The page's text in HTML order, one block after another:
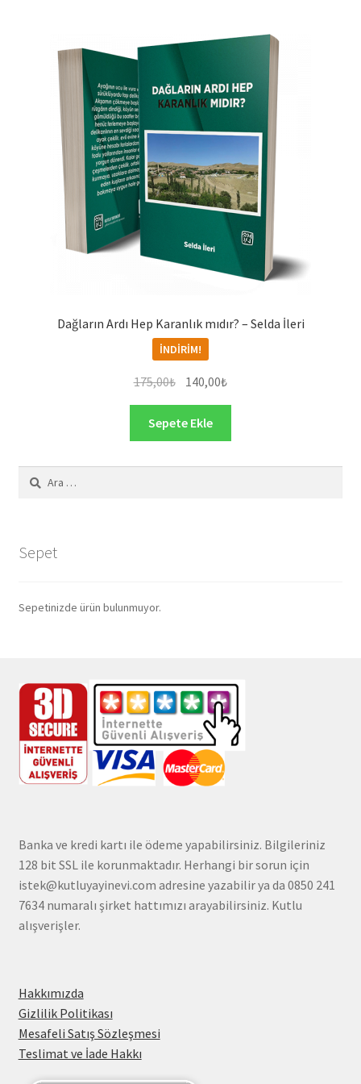
Dağların Ardı Hep Karanlık mıdır? – Selda İleri
İNDIRIM!
175,00₺ Orijinal
fiyat:
175,00₺.
140,00₺Şu
andaki
140,00₺.
Sepete Ekle
Arama:
Sepet
Sepetinizde ürün bulunmuyor.
Banka ve kredi kartı ile ödeme yapabilirsiniz. Bilgileriniz
128 bit SSL ile korunmaktadır. Herhangi bir sorun için
istek@kutluyayinevi.com adresine yazabilir ya da 0850 241
7634 numaralı şirket hattımızı arayabilirsiniz. Kutlu
alışverişler.
Hakkımızda
Gizlilik Politikası
Mesafeli Satış Sözleşmesi
Teslimat ve İade Hakkı